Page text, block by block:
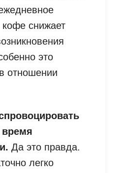
кофе снижает
это
отношении
Да это правда.
легко